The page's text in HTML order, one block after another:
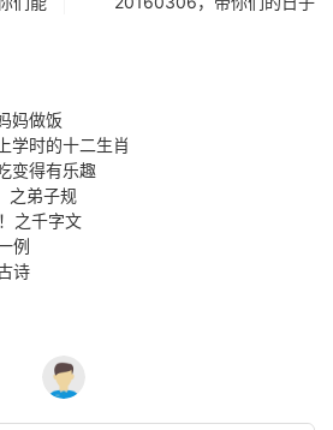
妈做饭
学时的十二生肖
变得有乐趣
之弟子规
之千字文
例
诗